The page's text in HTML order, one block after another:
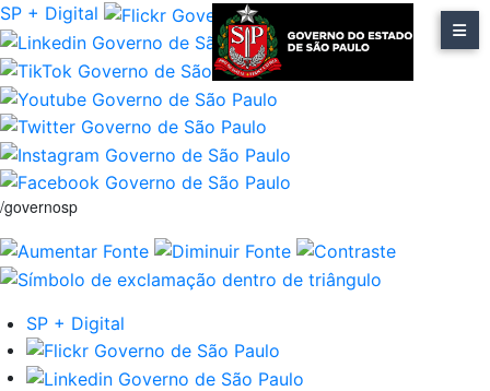
SP + Digital
/governosp
SP + Digital